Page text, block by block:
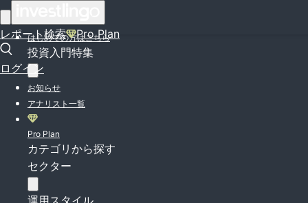
レポート検索 Pro Plan
ログイン
はじめての方はこちら
投資入門特集
お知らせ
アナリスト一覧
Pro Plan
カテゴリから探す
セクター
運用スタイル